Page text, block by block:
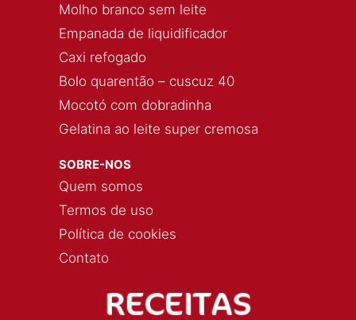
Molho branco sem leite
Empanada de liquidificador
Caxi refogado
Bolo quarentão – cuscuz 40
Mocotó com dobradinha
Gelatina ao leite super cremosa
SOBRE-NOS
Quem somos
Termos de uso
Política de cookies
Contato